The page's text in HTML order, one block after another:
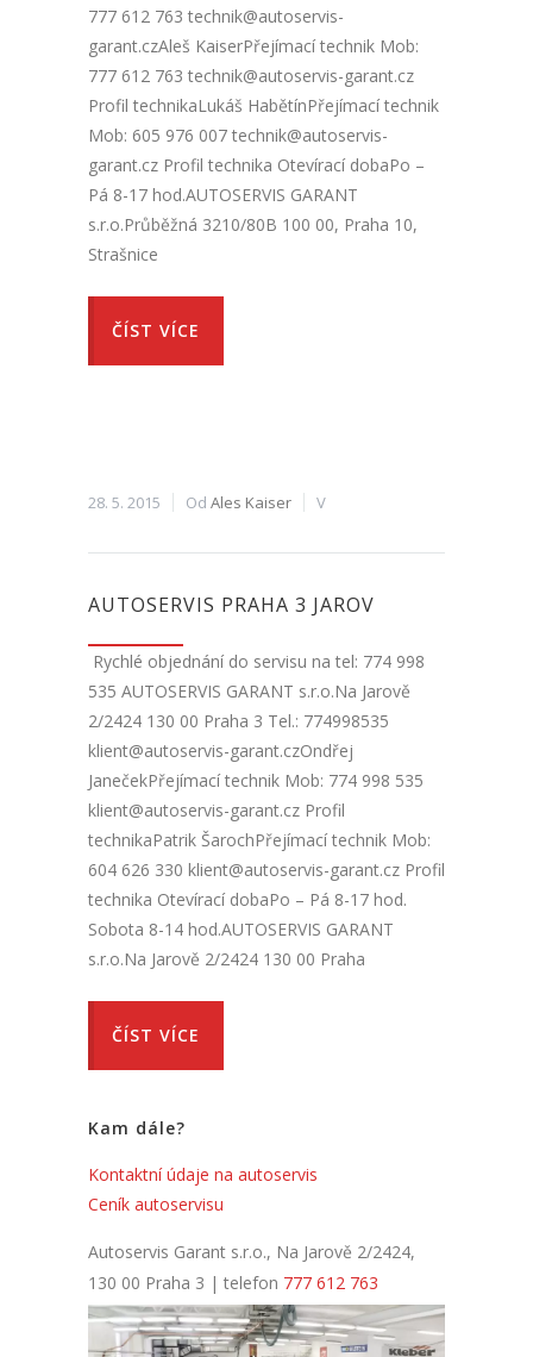
777 612 763 technik@autoservis-
garant.czAleš KaiserPřejímací technik Mob:
777 612 763 technik@autoservis-garant.cz
Profil technikaLukáš HabětínPřejímací technik
Mob: 605 976 007 technik@autoservis-
garant.cz Profil technika Otevírací dobaPo –
Pá 8-17 hod.AUTOSERVIS GARANT
s.r.o.Průběžná 3210/80B 100 00, Praha 10,
Strašnice
ČÍST VÍCE
28. 5. 2015 Od Ales Kaiser V
AUTOSERVIS PRAHA 3 JAROV
Rychlé objednání do servisu na tel: 774 998
535 AUTOSERVIS GARANT s.r.o.Na Jarově
2/2424 130 00 Praha 3 Tel.: 774998535
klient@autoservis-garant.czOndřej
JanečekPřejímací technik Mob: 774 998 535
klient@autoservis-garant.cz Profil
technikaPatrik ŠarochPřejímací technik Mob:
604 626 330 klient@autoservis-garant.cz Profil
technika Otevírací dobaPo – Pá 8-17 hod.
Sobota 8-14 hod.AUTOSERVIS GARANT
s.r.o.Na Jarově 2/2424 130 00 Praha
ČÍST VÍCE
Kam dále?
Kontaktní údaje na autoservis
Ceník autoservisu
Autoservis Garant s.r.o., Na Jarově 2/2424,
130 00 Praha 3 | telefon 777 612 763